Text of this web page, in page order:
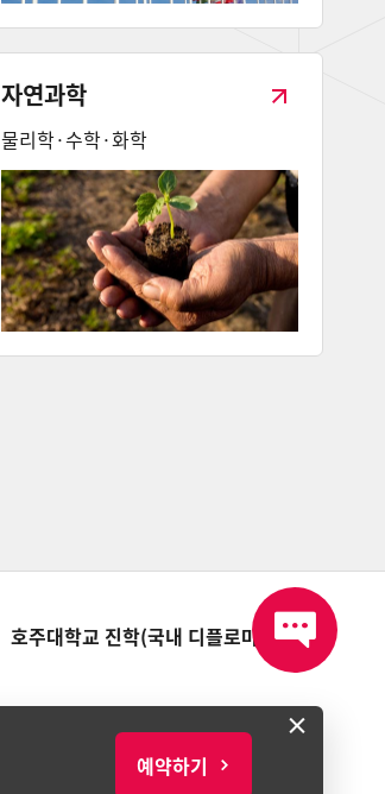
자연과학
물리학·수학·화학
×
예약하기
호주대학교 진학(국내 디플로마)